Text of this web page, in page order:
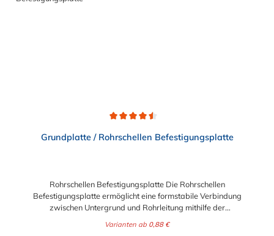
Grundplatte / Rohrschellen Befestigungsplatte
Rohrschellen Befestigungsplatte Die Rohrschellen
Befestigungsplatte ermöglicht eine formstabile Verbindung
zwischen Untergrund und Rohrleitung mithilfe der
und Rohrschellen Befestigungsplatte kann direkt an den
Varianten ab 0,88 €